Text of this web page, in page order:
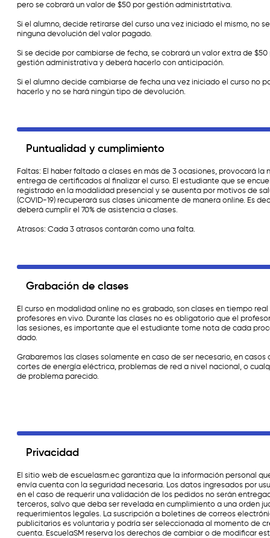
pero se cobrará un valor de $50 por gestión administrtativa.
Si el alumno, decide retirarse del curso una vez iniciado el mismo, no
ninguna devolución del valor pagado.
Si se decide por cambiarse de fecha, se cobrará un valor extra de $50
gestión administrativa y deberá hacerlo con anticipación.
Si el alumno decide cambiarse de fecha una vez iniciado el curso no
hacerlo y no se hará ningún tipo de devolución.
Puntualidad y cumplimiento
Faltas: El haber faltado a clases en más de 3 ocasiones, provocará la
entrega de certificados al finalizar el curso. El estudiante que se
registrado en la modalidad presencial y se ausenta por motivos de
(COVID-19) recuperará sus clases únicamente de manera online. Es
deberá cumplir el 70% de asistencia a clases.
Atrasos: Cada 3 atrasos contarán como una falta.
Grabación de clases
El curso en modalidad online no es grabado, son clases en tiempo real
profesores en vivo. Durante las clases no es obligatorio que el
las sesiones, es importante que el estudiante tome nota de cada
dado.
Grabaremos las clases solamente en caso de ser necesario, en casos
cortes de energía eléctrica, problemas de red a nivel nacional, o
de problema parecido.
Privacidad
El sitio web de escuelasm.ec garantiza que la información personal
envía cuenta con la seguridad necesaria. Los datos ingresados por
en el caso de requerir una validación de los pedidos no serán
terceros, salvo que deba ser revelada en cumplimiento a una orden
requerimientos legales. La suscripción a boletines de correos
publicitarios es voluntaria y podría ser seleccionada al momento de
cuenta. EscuelaSM reserva los derechos de cambiar o de modificar